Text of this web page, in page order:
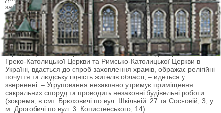
забезпечення об'єктивної перевірки діяльності на території
Львівської області релігійного угруповання, очолюваного
іноземним громадянином А. Догналом, яке іменує себе
«Українська Правовірна Греко-Католицька Церква».
«Упродовж останніх років так звана «УПГКЦ» провадить
агресивну кампанію розпалювання ненависті до Української
Греко-Католицької Церкви та Римсько-Католицької Церкви в
Україні, вдається до спроб захоплення храмів, ображає релігійні
почуття та людську гідність жителів області, – йдеться у
зверненні. – Угруповання незаконно утримує приміщення
сакральних споруд та проводить незаконні будівельні роботи
(зокрема, в смт. Брюховичі по вул. Шкільній, 27 та Сосновій, 3; у
м. Дрогобичі по вул. 3. Копистенського, 14).